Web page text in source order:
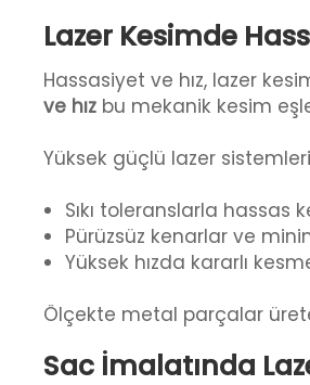
Lazer Kesimde
Hassasiyet ve hız, lazer
ve hız bu mekanik kesim
Yüksek güçlü lazer
Sıkı toleranslarla hassas
Pürüzsüz kenarlar ve
Yüksek hızda kararlı
Ölçekte metal parçalar
Sac İmalatında